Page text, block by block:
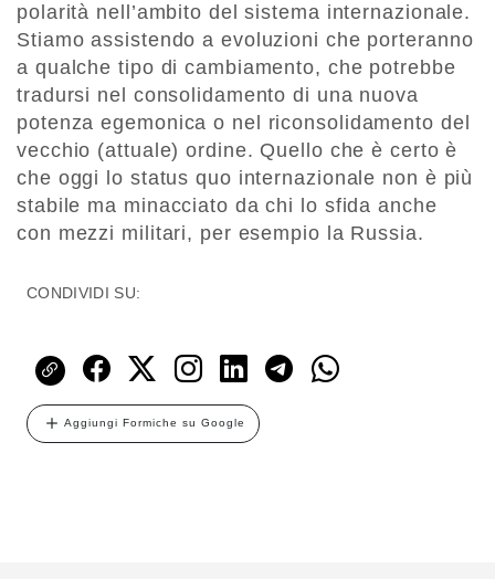
polarità nell’ambito del sistema internazionale.
Stiamo assistendo a evoluzioni che porteranno
a qualche tipo di cambiamento, che potrebbe
tradursi nel consolidamento di una nuova
potenza egemonica o nel riconsolidamento del
vecchio (attuale) ordine. Quello che è certo è
che oggi lo status quo internazionale non è più
stabile ma minacciato da chi lo sfida anche
con mezzi militari, per esempio la Russia.
CONDIVIDI SU:
Aggiungi Formiche su Google